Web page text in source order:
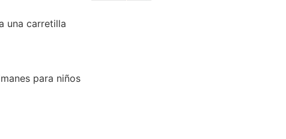
una carretilla
para niños